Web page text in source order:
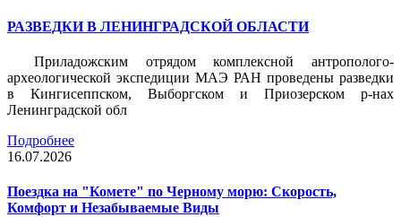
РАЗВЕДКИ В ЛЕНИНГРАДСКОЙ ОБЛАСТИ
Приладожским отрядом комплексной антрополого-
археологической экспедиции МАЭ РАН проведены разведки
в Кингисеппском, Выборгском и Приозерском р-нах
Ленинградской обл
Подробнее
16.07.2026
Поездка на "Комете" по Черному морю: Скорость,
Комфорт и Незабываемые Виды